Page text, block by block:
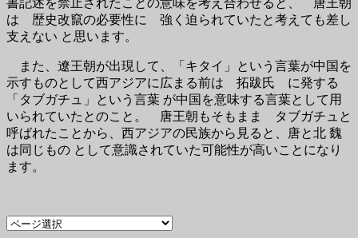
書記述を禁止されたことの意味を考え合わせると、 唐王朝
は 歴史改竄の必要性に 強く迫られていたと考えても差し
支えない と思います。
また、遼王朝が出現して、「キタイ」という言葉が中国を
示すものとして西アジアに広まる前は 拓跋氏 に発する
「タブガチュ」という言葉 が中国を意味する言葉として用
いられていたとのこと。 唐王朝もそもまま タブガチュと
呼ばれたことから、西アジアの民族から見ると、唐と北 魏
は同じもの として意識されていた可能性が高いことになり
ます。